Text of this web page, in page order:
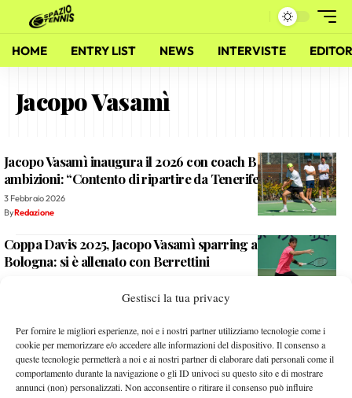
Gestisci la tua privacy
Per fornire le migliori esperienze, noi e i nostri partner utilizziamo tecnologie come i
cookie per memorizzare e/o accedere alle informazioni del dispositivo. Il consenso a
queste tecnologie permetterà a noi e ai nostri partner di elaborare dati personali come il
comportamento durante la navigazione o gli ID univoci su questo sito e di mostrare
annunci (non) personalizzati. Non acconsentire o ritirare il consenso può influire
HOME ENTRY LIST NEWS INTERVISTE
Jacopo Vasamì
Jacopo Vasamì inaugura il 2026 con coach Baldi e nuove
ambizioni: “Contento di ripartire da Tenerife”
3 Febbraio 2026
ByRedazione
Coppa Davis 2025, Jacopo Vasamì sparring aggiuntivo a
Bologna: si è allenato con Berrettini
ITF Junior Finals 2025: Vasamì si ritira in semifinale dopo
cinque game
25 Ottobre 2025
Donato Boccadifuoco